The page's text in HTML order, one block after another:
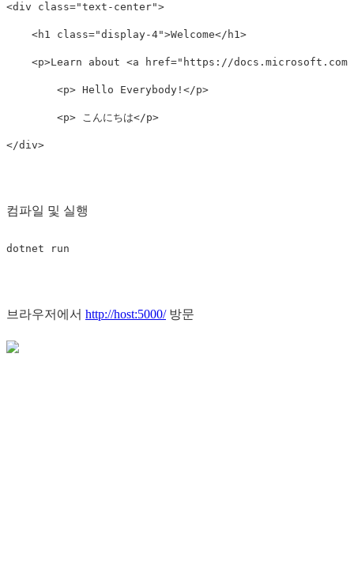
<div class="text-center">
<h1 class="display-4">Welcome</h1>
<p>Learn about <a href="https://
<p> Hello Everybody! </p>
<p> こんにちは</p>
</div>
컴파일 및 실행
브라우저에서 http://host:5000/방문